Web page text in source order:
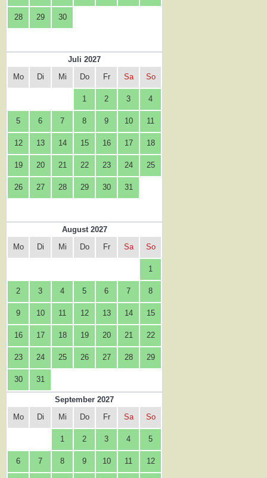
28 29 30
Juli 2027
Mo
Di Mi Do Fr Sa So
1 2 3 4
5 6 7 8 9 10 11
12 13 14 15 16 17 18
19 20 21 22 23 24 25
26 27 28 29 30 31
August 2027
Mo
Di Mi Do Fr Sa So
1
2 3 4 5 6 7 8
9 10 11 12 13 14 15
16 17 18 19 20 21 22
23 24 25 26 27 28 29
30 31
September 2027
Mo
Di Mi Do Fr Sa So
1 2 3 4 5
6 7 8 9 10 11 12